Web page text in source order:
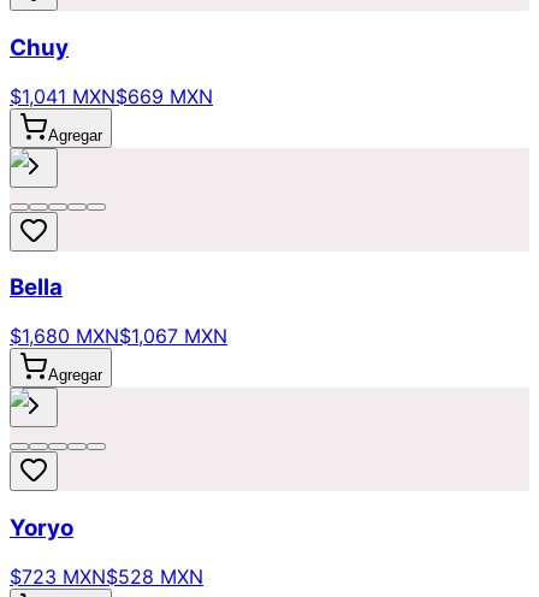
Chuy
$1,041 MXN$669 MXN
Agregar
Bella
$1,680 MXN$1,067 MXN
Agregar
Yoryo
$723 MXN$528 MXN